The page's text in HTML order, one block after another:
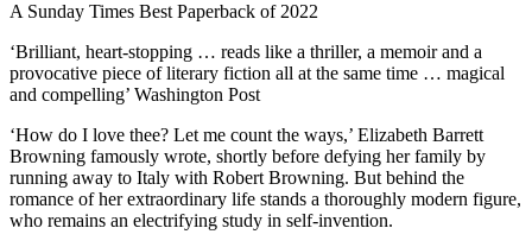
A Sunday Times Best Paperback of 2022
‘Brilliant, heart-stopping … reads like a thriller, a memoir and a
provocative piece of literary fiction all at the same time … magical
and compelling’ Washington Post
‘How do I love thee? Let me count the ways,’ Elizabeth Barrett
Browning famously wrote, shortly before defying her family by
running away to Italy with Robert Browning. But behind the
romance of her extraordinary life stands a thoroughly modern figure,
who remains an electrifying study in self-invention.